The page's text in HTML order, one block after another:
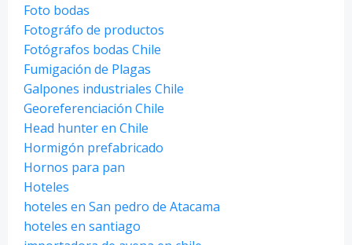
Foto bodas
Fotográfo de productos
Fotógrafos bodas Chile
Fumigación de Plagas
Galpones industriales Chile
Georeferenciación Chile
Head hunter en Chile
Hormigón prefabricado
Hornos para pan
Hoteles
hoteles en San pedro de Atacama
hoteles en santiago